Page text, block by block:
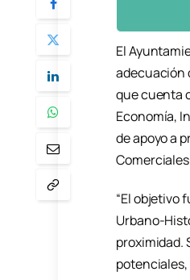
El
adecuación
que cuenta
Economía,
de apoyo a
“El objetivo
Urbano-
proximidad.
potenciales,